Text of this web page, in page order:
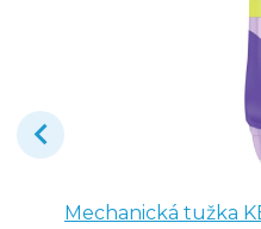
Mechanická tužka